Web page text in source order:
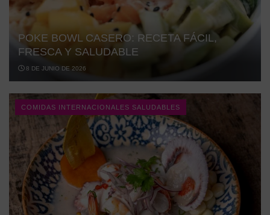
POKE BOWL CASERO: RECETA FÁCIL,
FRESCA Y SALUDABLE
8 DE JUNIO DE 2026
COMIDAS INTERNACIONALES SALUDABLES